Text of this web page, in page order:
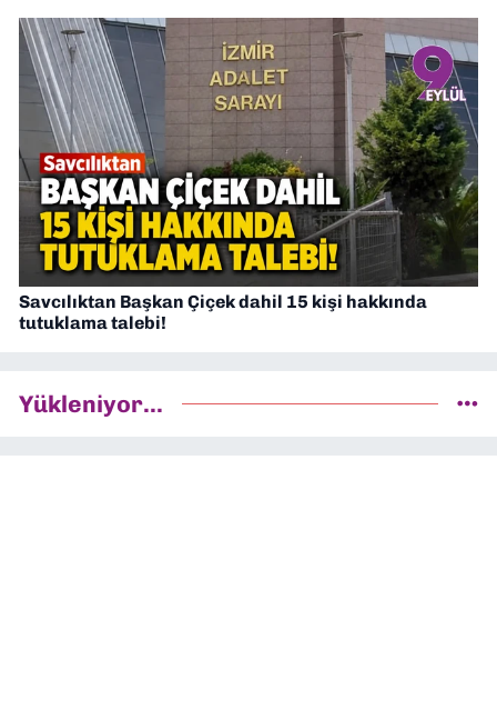
Savcılıktan Başkan Çiçek dahil 15 kişi hakkında
tutuklama talebi!
Yükleniyor...